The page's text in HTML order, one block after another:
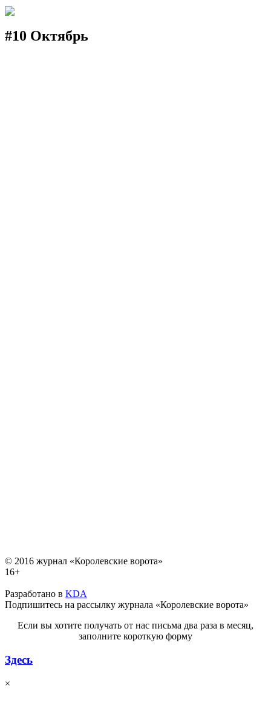
#10 Октябрь
© 2016 журнал «Королевские ворота»
16+
Разработано в KDA
Подпишитесь на рассылку журнала «Королевские ворота»
Если вы хотите получать от нас письма два раза в месяц,
заполните короткую форму
Здесь
×